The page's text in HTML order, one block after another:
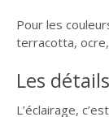
Pour les
terracotta, ocre,
Les
L’éclairage,